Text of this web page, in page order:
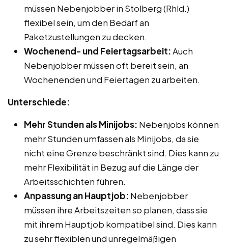
müssen Nebenjobber in Stolberg (Rhld.)
flexibel sein, um den Bedarf an
Paketzustellungen zu decken.
Wochenend- und Feiertagsarbeit:Auch
Nebenjobber müssen oft bereit sein, an
Wochenenden und Feiertagen zu arbeiten.
Unterschiede:
Mehr Stunden als Minijobs: Nebenjobs können
mehr Stunden umfassen als Minijobs, da sie
nicht eine Grenze beschränkt sind. Dies kann zu
mehr Flexibilität in Bezug auf die Länge der
Arbeitsschichten führen.
Anpassung an Hauptjob: Nebenjobber
müssen ihre Arbeitszeiten so planen, dass sie
mit ihrem Hauptjob kompatibel sind. Dies kann
zu sehr flexiblen und unregelmäßigen